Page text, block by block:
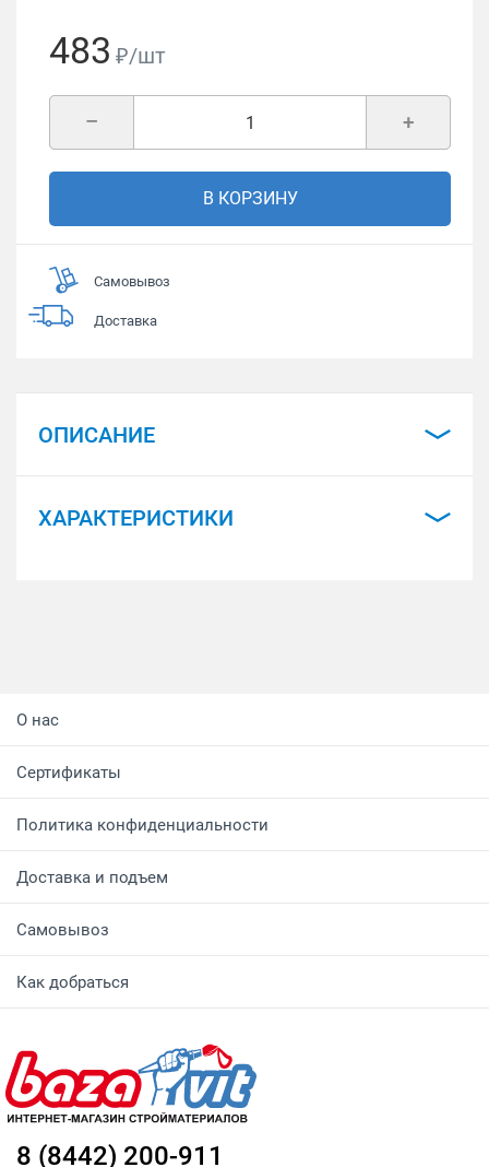
483 ₽/шт
+
–
В КОРЗИНУ
Самовывоз
Доставка
ОПИСАНИЕ
ХАРАКТЕРИСТИКИ
О нас
Сертификаты
Политика конфиденциальности
Доставка и подъем
Самовывоз
Как добраться
8 (8442) 200-911